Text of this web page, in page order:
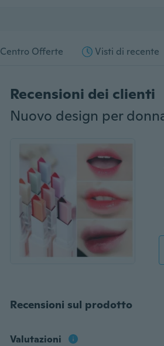
Centro Offerte Visti di recente
Recensioni dei clienti
Recensioni sul prodotto
Valutazioni